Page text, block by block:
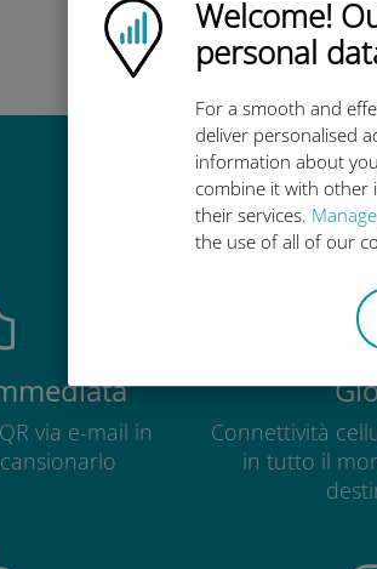
Ubigi logo
Welcome!
personal
For a smooth and
deliver personalised
information about
combine it with other
their services.
the use of all of our
Veloce!
Perché la
via e-mail in
Connettività
in tutto il